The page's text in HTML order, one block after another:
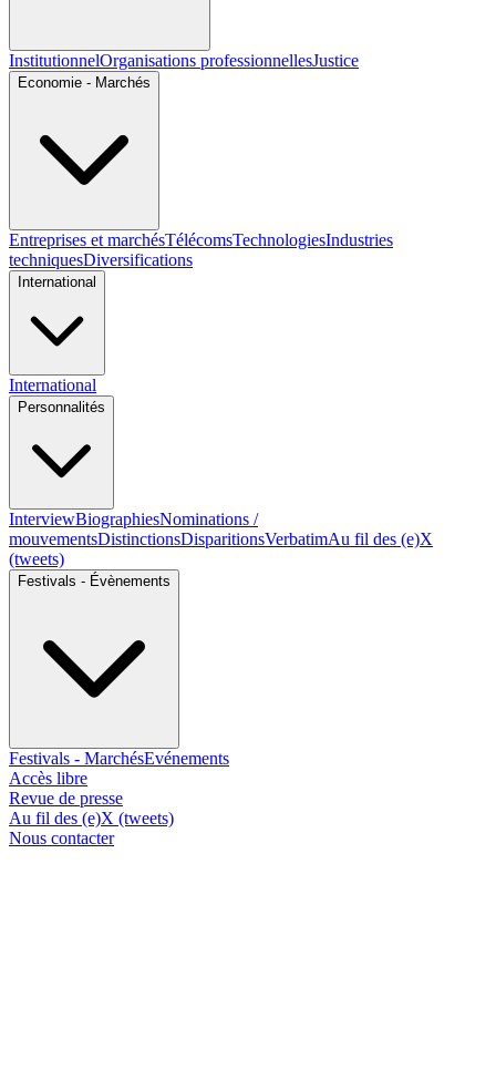
InstitutionnelOrganisations professionnellesJustice
Economie - Marchés
Entreprises et marchésTélécomsTechnologiesIndustries
techniquesDiversifications
International
International
Personnalités
InterviewBiographiesNominations /
mouvementsDistinctionsDisparitionsVerbatimAu fil des (e)X
(tweets)
Festivals - Évènements
Festivals - MarchésEvénements
Accès libre
Revue de presse
Au fil des (e)X (tweets)
Nous contacter